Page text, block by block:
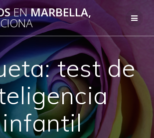
Saltar
al
contenido
ENMARBELLA,
test de
infantil